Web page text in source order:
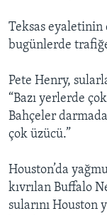
Teksas eyaletinin
bugünlerde
Pete Henry,
“Bazı yerlerde
Bahçeler
çok üzücü.”
Houston’da
kıvrılan Buffalo
sularını Houston